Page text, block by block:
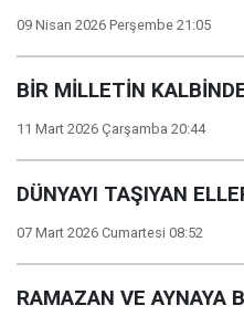
09 Nisan 2026 Perşembe 21:05
BİR MİLLETİN
11 Mart 2026 Çarşamba 20:44
DÜNYAYI TAŞIYAN
07 Mart 2026 Cumartesi 08:52
RAMAZAN VE AYNAYA